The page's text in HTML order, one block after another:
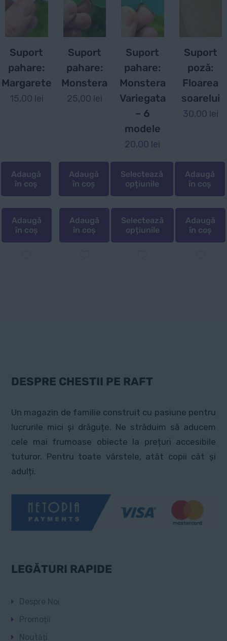
în
Suport
pahare:
Margarete
15,00 lei
Adaugă
în coș
Adaugă
în coș
Suport
pahare:
Monstera
25,00 lei
Adaugă
în coș
Adaugă
în coș
Suport
pahare:
Monstera
Variegata
– 6
modele
20,00 lei
Selectează
opțiunile
Selectează
opțiunile
alese
produsului.
Suport
poză:
Floarea
soarelui
30,00 lei
Adaugă
în coș
Adaugă
în coș
DESPRE CHESTII PE RAFT
Un magazin de familie construit cu pasiune pentru
lucrurile mici și drăguțe. Ne străduim să aducem
cele mai frumoase obiecte la prețuri accesibile
tuturor. Pentru toate vârstele, atât copii cât și
adulți.
LEGĂTURI RAPIDE
Despre Noi
Promoții
Noutăți